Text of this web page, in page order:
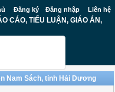
Đăng ký Đăng nhập Liên hệ
CÁO, TIỂU LUẬN, GIÁO ÁN,
Nam Sách, tỉnh Hải Dương